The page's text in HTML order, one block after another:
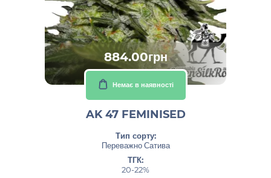
884.00грн
Немає в наявності
AK 47 FEMINISED
Тип сорту:
Переважно Сатива
ТГК:
20-22%